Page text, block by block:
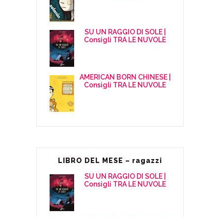
SU UN RAGGIO DI SOLE |
Consigli TRA LE NUVOLE
AMERICAN BORN CHINESE |
Consigli TRA LE NUVOLE
LIBRO DEL MESE – ragazzi
SU UN RAGGIO DI SOLE |
Consigli TRA LE NUVOLE